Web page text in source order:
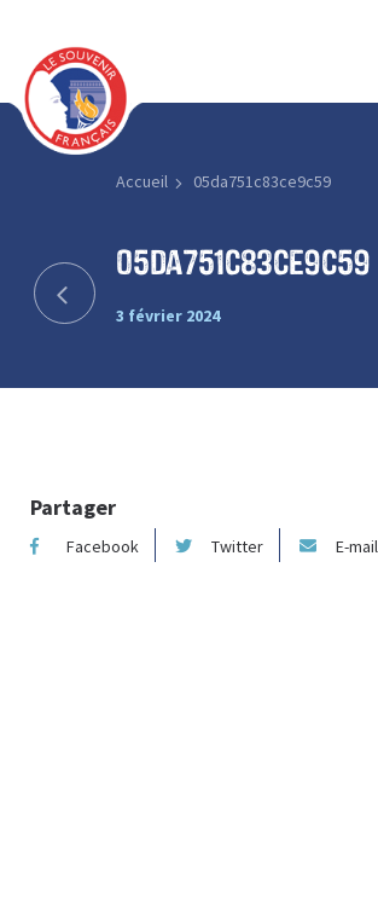
Accueil 05da751c83ce9c59
05da751c83ce9c59
3 février 2024
Partager
Facebook Twitter E-mail